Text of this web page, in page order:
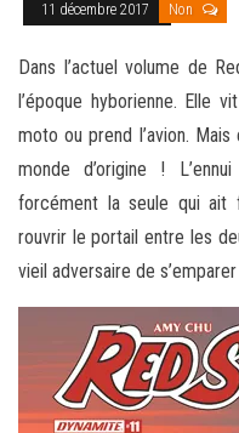
11 décembre 2017 Non
Dans l’actuel volume de
l’époque hyborienne. Elle
moto ou prend l’avion. Mais
monde d’origine !
forcément la seule qui ait
rouvrir le portail entre les
vieil adversaire de